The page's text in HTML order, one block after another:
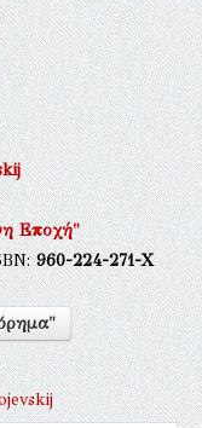
Εποχή"
960-224-271-Χ